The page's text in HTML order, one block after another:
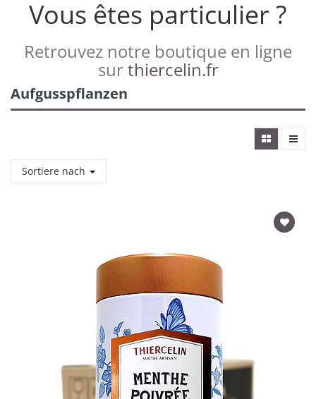
Vous êtes particulier ?
Retrouvez notre boutique en ligne
surthiercelin.fr
Aufgusspflanzen
Sortiere nach